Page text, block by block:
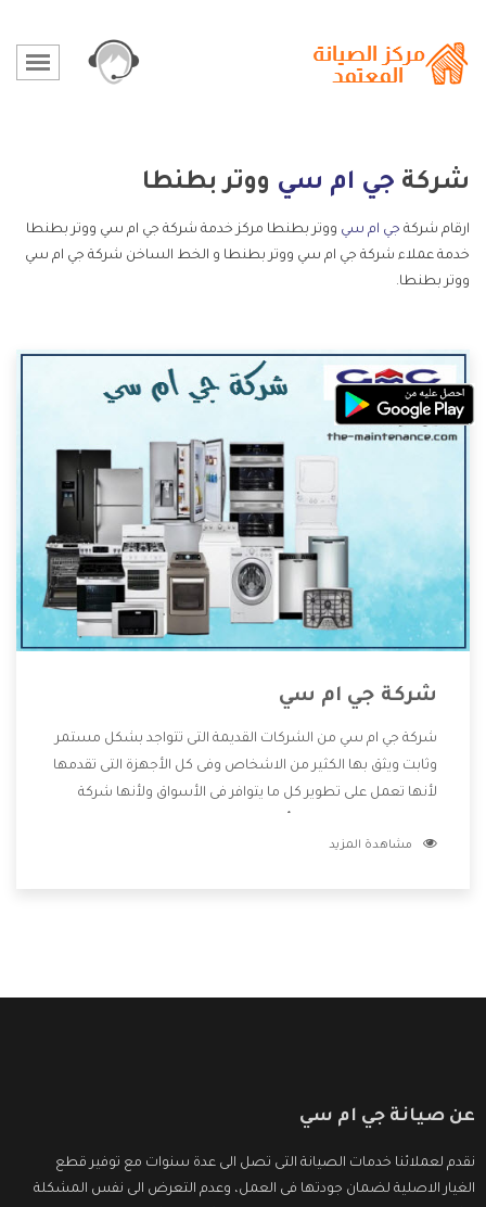
شركة جي ام سي ووتر بطنطا
ارقام شركة جي ام سي ووتر بطنطا مركز خدمة شركة جي ام سي ووتر بطنطا
خدمة عملاء شركة جي ام سي ووتر بطنطا و الخط الساخن شركة جي ام سي
ووتر بطنطا.
شركة جي ام سي
شركة جي ام سي من الشركات القديمة التى تتواجد بشكل مستمر
وثابت ويثق بها الكثير من الاشخاص وفى كل الأجهزة التى تقدمها
لأنها تعمل على تطوير كل ما يتوافر فى الأسواق ولأنها شركة
وتقدم للعملاء أقوى العروض والخصومات التى تسهل على
مشاهدة المزيد
عن صيانة جي ام سي
نقدم لعملائنا خدمات الصيانة التى تصل الى عدة سنوات مع توفير قطع
الغيار الاصلية لضمان جودتها فى العمل، وعدم التعرض الى نفس المشكلة